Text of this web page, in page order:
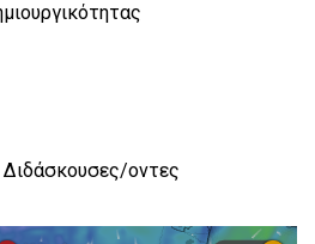
οντες